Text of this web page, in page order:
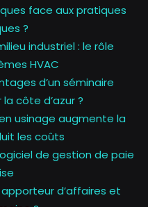
face aux pratiques
?
industriel : le rôle
HVAC
d’un séminaire
côte d’azur ?
usinage augmente la
les coûts
de gestion de paie
d’affaires et